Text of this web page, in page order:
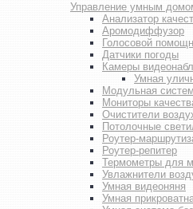
Управление умным
Анализатор
Аромодиффузор
Голосовой
Датчики погоды
Камеры
Умная
Модульная
Мониторы
Очистители
Потолочные
Роутер-
Роутер-репитер
Термометры для
Увлажнители
Умная видеоняня
Умная